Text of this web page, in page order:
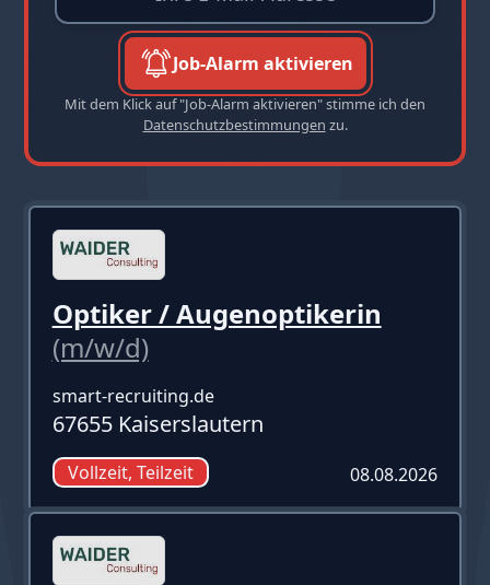
Job-Alarm aktivieren
Mit dem Klick auf "Job-Alarm aktivieren" stimme ich den
Datenschutzbestimmungen zu.
Optiker / Augenoptikerin
(m/w/d)
smart-recruiting.de
67655 Kaiserslautern
Vollzeit, Teilzeit 08.08.2026